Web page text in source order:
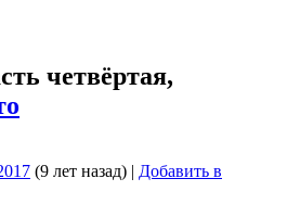
четвёртая,
(9 лет назад) | Добавить в